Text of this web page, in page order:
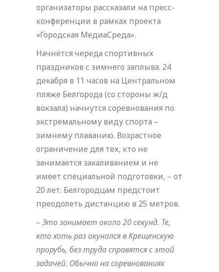
организаторы рассказали на пресс-
конференции в рамках проекта
«Городская МедиаСреда».
Начнётся череда спортивных
праздников с зимнего заплыва. 24
декабря в 11 часов на Центральном
пляже Белгорода (со стороны ж/д
вокзала) начнутся соревнования по
экстремальному виду спорта –
зимнему плаванию. Возрастное
ограничение для тех, кто не
занимается закаливанием и не
имеет специальной подготовки, – от
20 лет. Белгородцам предстоит
преодолеть дистанцию в 25 метров.
– Это занимает около 20 секунд. Те,
кто хоть раз окунался в Крещенскую
прорубь, без труда справятся с этой
задачей. Обычно на соревнованиях